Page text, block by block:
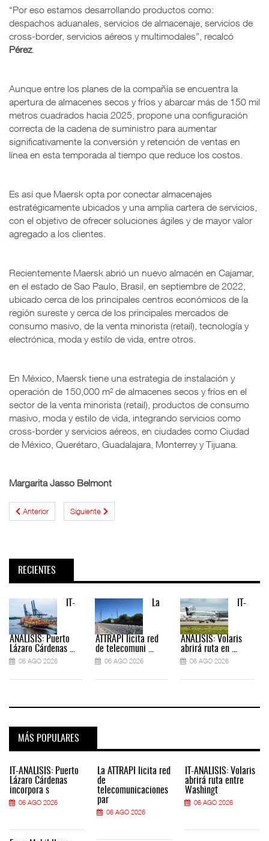
“Por eso estamos desarrollando productos como:
despachos aduanales, servicios de almacenaje, servicios de
cross-border, servicios aéreos y multimodales”, recalcó
Pérez.
Aunque entre los planes de la compañía se encuentra la
apertura de almacenes secos y fríos y abarcar más de 150 mil
metros cuadrados hacia 2025, propone una configuración
correcta de la cadena de suministro para aumentar
significativamente la conversión y retención de ventas en
línea en esta temporada al tiempo que reduce los costos.
Es así que Maersk opta por conectar almacenajes
estratégicamente ubicados y una amplia cartera de servicios,
con el objetivo de ofrecer soluciones ágiles y de mayor valor
agregado a los clientes.
Recientemente Maersk abrió un nuevo almacén en Cajamar,
en el estado de Sao Paulo, Brasil, en septiembre de 2022,
ubicado cerca de los principales centros económicos de la
región sureste y cerca de los principales mercados de
consumo masivo, de la venta minorista (retail), tecnología y
electrónica, moda y estilo de vida, entre otros.
En México, Maersk tiene una estrategia de instalación y
operación de 150,000 m² de almacenes secos y fríos en el
sector de la venta minorista (retail), productos de consumo
masivo, moda y estilo de vida, integrando servicios como
cross-border y servicios aéreos, en ciudades como Ciudad
de México, Querétaro, Guadalajara, Monterrey y Tijuana.
Margarita Jasso Belmont
Anterior Siguiente
RECIENTES
IT-
ANÁLISIS: Puerto
Lázaro Cárdenas ...
06 AGO 2026
La
ATTRAPI licita red
de telecomuni ...
06 AGO 2026
IT-
ANÁLISIS: Volaris
abrirá ruta en ...
06 AGO 2026
MÁS POPULARES
IT-ANÁLISIS: Puerto
Lázaro Cárdenas
incorpora s
06 AGO 2026
La ATTRAPI licita red
de
telecomunicaciones
par
06 AGO 2026
IT-ANÁLISIS: Volaris
abrirá ruta entre
Washingt
06 AGO 2026